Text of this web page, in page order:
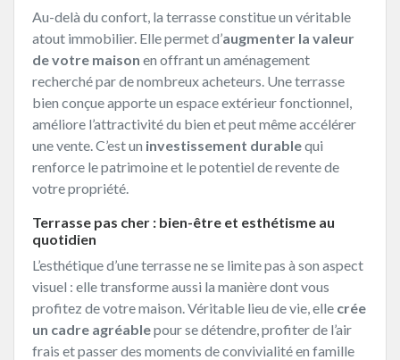
Au-delà du confort, la terrasse constitue un véritable
atout immobilier. Elle permet d’augmenter la valeur
de votre maison en offrant un aménagement
recherché par de nombreux acheteurs. Une terrasse
bien conçue apporte un espace extérieur fonctionnel,
améliore l’attractivité du bien et peut même accélérer
une vente. C’est un investissement durablequi
renforce le patrimoine et le potentiel de revente de
votre propriété.
Terrasse pas cher : bien-être et esthétisme au
quotidien
L’esthétique d’une terrasse ne se limite pas à son aspect
visuel : elle transforme aussi la manière dont vous
profitez de votre maison. Véritable lieu de vie, elle crée
un cadre agréablepour se détendre, profiter de l’air
frais et passer des moments de convivialité en famille